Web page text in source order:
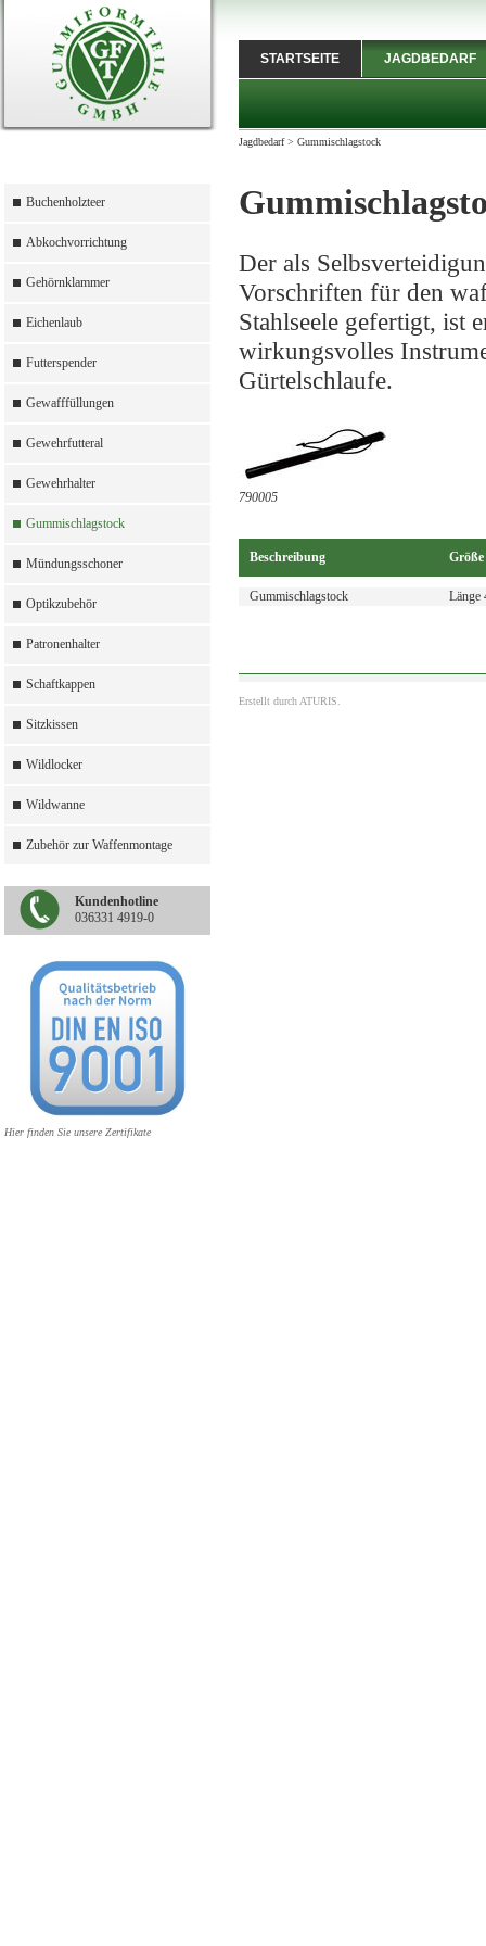
Buchenholzteer
Abkochvorrichtung
Gehörnklammer
Eichenlaub
Futterspender
Gewafffüllungen
Gewehrfutteral
Gewehrhalter
Gummischlagstock
Mündungsschoner
Optikzubehör
Patronenhalter
Schaftkappen
Sitzkissen
Wildlocker
Wildwanne
Zubehör zur Waffenmontage
Kundenhotline
036331 4919-0
Hier finden Sie unsere Zertifikate
STARTSEITE JAGDBEDARF
Jagdbedarf> Gummischlagstock
Der als
Vorschriften für den
Stahlseele gefertigt, ist
wirkungsvolles
Gürtelschlaufe.
790005
Beschreibung Größe
Gummischlagstock Länge
Erstellt durch ATURIS.